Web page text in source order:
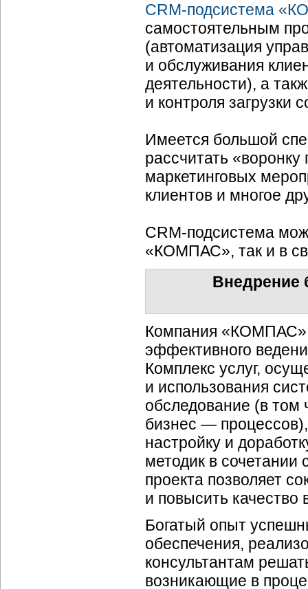
CRM-подсистема
самостоятельным
(автоматизация
и обслуживания
деятельности), а
и контроля загрузки
Имеется большой
рассчитать
маркетинговых
клиентов и многое
CRM-подсистема
«КОМПАС», так и в
Внедрение
Компания «КОМПАС»
эффективного
Комплекс услуг,
и использования
обследование (в том
бизнес —
настройку и
методик в
проекта позволяет
и повысить качество
Богатый опыт
обеспечения,
консультантам
возникающие в